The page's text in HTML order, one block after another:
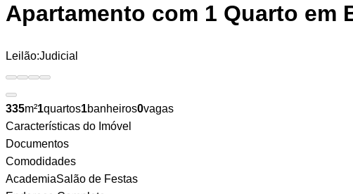
Apartamento com 1 Quarto em
Leilão:Judicial
335m²1quartos1banheiros0vagas
Características do Imóvel
Documentos
Comodidades
AcademiaSalão de Festas